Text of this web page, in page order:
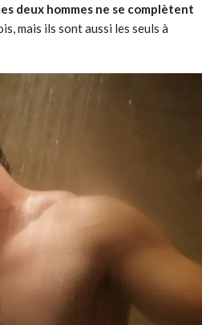
deux hommes ne se complètent
mais ils sont aussi les seuls à